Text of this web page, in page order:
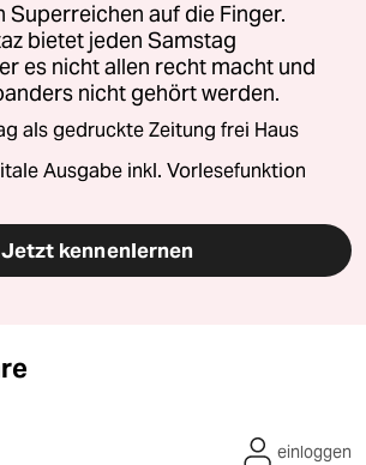
Superreichen auf die Finger.
bietet jeden Samstag
es nicht allen recht macht und
nicht gehört werden.
als gedruckte Zeitung frei Haus
Ausgabe inkl. Vorlesefunktion
Jetzt kennenlernen
einloggen